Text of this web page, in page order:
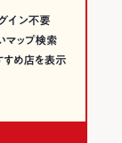
能。個室もございま